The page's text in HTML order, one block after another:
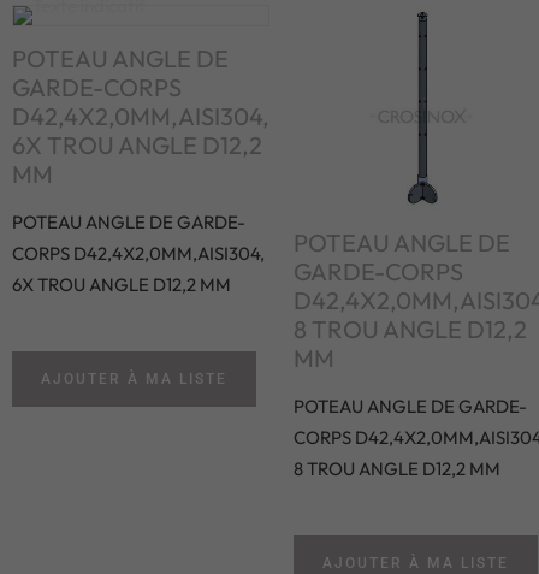
POTEAU ANGLE DE
GARDE-CORPS
D42,4X2,0MM,AISI304,
6X TROU ANGLE D12,2
MM
POTEAU ANGLE DE GARDE-
CORPS D42,4X2,0MM,AISI304,
6X TROU ANGLE D12,2 MM
AJOUTER À MA LISTE
POTEAU ANGLE DE
GARDE-CORPS
8 TROU ANGLE D12,2
MM
POTEAU ANGLE DE GARDE-
CORPS
8 TROU ANGLE D12,2 MM
AJOUTER À MA LISTE